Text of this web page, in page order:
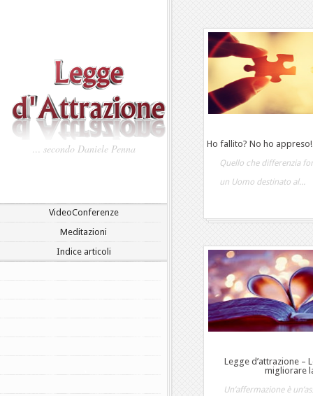
… secondo Daniele Penna
VideoConferenze
Meditazioni
Indice articoli
Ho fallito? No ho
Quello che differenzia
un Uomo destinato al...
Legge d’attrazione –
migliorare
Un’affermazione è